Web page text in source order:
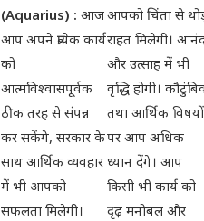
(Aquarius) : आज
आप अपने प्रत्येक कार्य
को
आत्मविश्वासपूर्वक
ठीक तरह से संपन्न
कर सकेंगे, सरकार के
साथ आर्थिक व्यवहार
में भी आपको
सफलता मिलेगी।
आपको चिंता से
राहत मिलेगी।
और उत्साह में भी
वृद्धि होगी।
तथा आर्थिक विषयों
पर आप अधिक
ध्यान देंगे। आप
किसी भी कार्य को
दृढ़ मनोबल और